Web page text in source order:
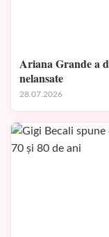
Ariana Grande a
nelansate
28.07.2026